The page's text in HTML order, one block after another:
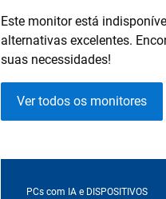
Este monitor está
alternativas excelentes.
suas necessidades!
Ver todos os monitores
PCs com IA e DISPOSITIVOS